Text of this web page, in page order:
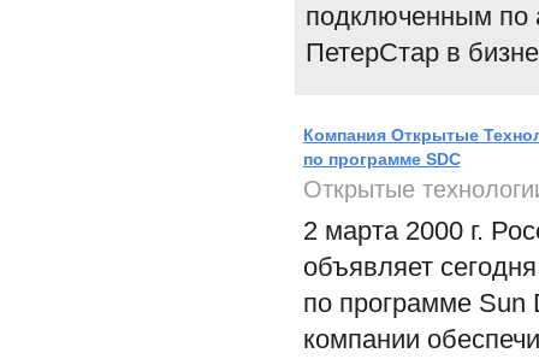
подключенным по
ПетерСтар в
Компания Открытые
по программе SDC
Открытые
2 марта 2000 г.
объявляет
по программе Sun
компании